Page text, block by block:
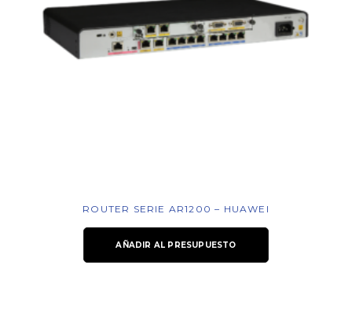
ROUTER SERIE AR1200 – HUAWEI
AÑADIR AL PRESUPUESTO